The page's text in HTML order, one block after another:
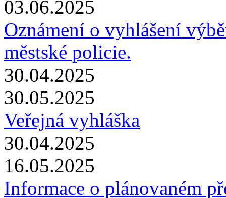
03.06.2025
Oznámení o vyhlášení
městské policie.
30.04.2025
30.05.2025
Veřejná vyhláška
30.04.2025
16.05.2025
Informace o plánovaném